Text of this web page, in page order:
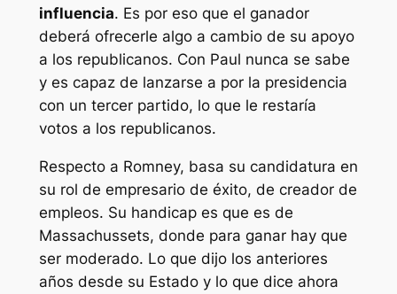
influencia. Es por eso que el ganador
deberá ofrecerle algo a cambio de su apoyo
a los republicanos. Con Paul nunca se sabe
y es capaz de lanzarse a por la presidencia
con un tercer partido, lo que le restaría
votos a los republicanos.
Respecto a Romney, basa su candidatura en
su rol de empresario de éxito, de creador de
empleos. Su handicap es que es de
Massachussets, donde para ganar hay que
ser moderado. Lo que dijo los anteriores
años desde su Estado y lo que dice ahora